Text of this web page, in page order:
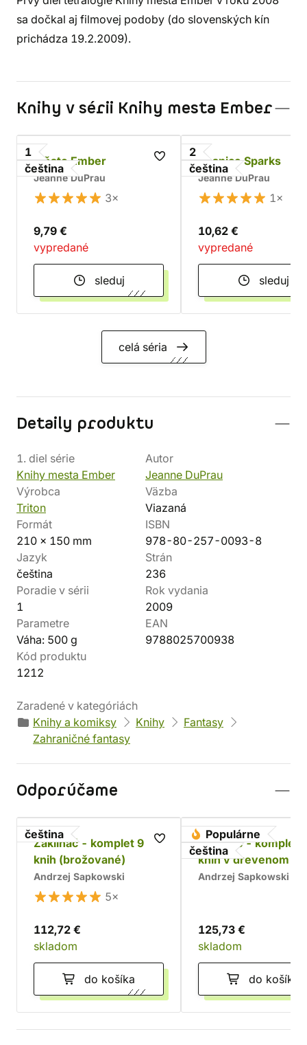
sa dočkal aj filmovej podoby (do slovenských kín
prichádza 19.2.2009).
Knihy v sérii Knihy mesta Ember
1
čeština
Město Ember
Jeanne DuPrau
3×
9,79 €
vypredané
sleduj
2
čeština
Vesnice Sparks
Jeanne DuPrau
1×
10,62 €
vypredané
sleduj
celá séria
Detaily produktu
1. diel série
Knihy mesta Ember
Autor
Jeanne DuPrau
Výrobca
Triton
Väzba
Viazaná
Formát
210 x 150 mm
ISBN
978-80-257-0093-8
Jazyk
čeština
Strán
236
Poradie v sérii
1
Rok vydania
2009
Parametre
Váha: 500 g
EAN
9788025700938
Kód produktu
1212
Zaradené v kategóriách
Knihy a komiksy
Knihy
Fantasy
Zahraničné fantasy
Odporúčame
čeština
Zaklínač - komplet 9
knih (brožované)
Andrzej Sapkowski
5×
112,72 €
skladom
do košíka
Populárne
čeština
Zaklínač - komplet
kníh v drevenom
Chrám
Andrzej Sapkowski
125,73 €
skladom
do košíka